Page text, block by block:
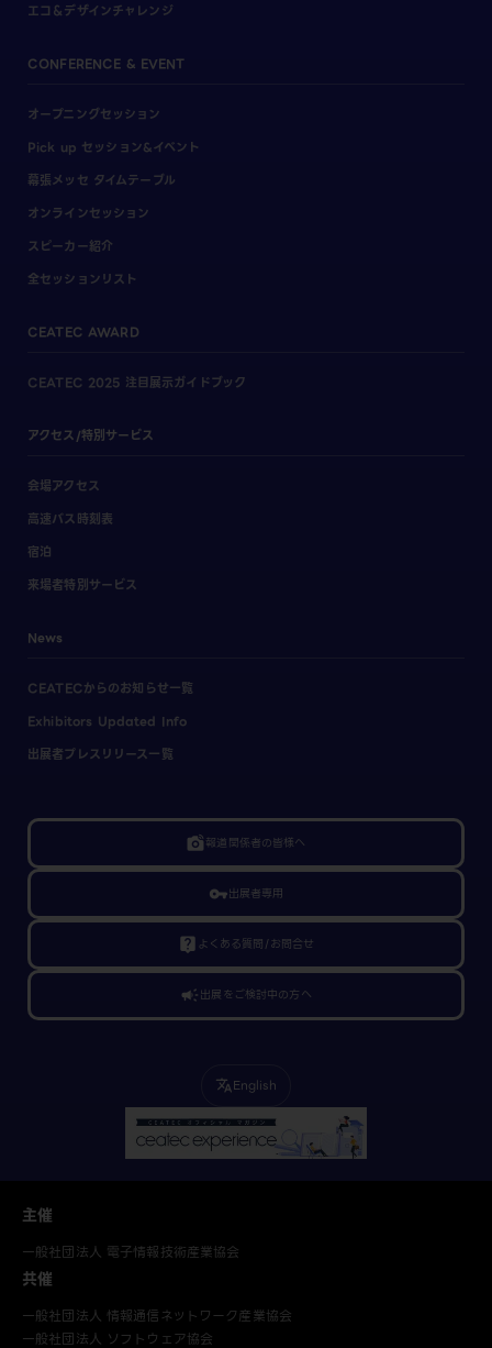
エコ＆デザインチャレンジ
CONFERENCE & EVENT
オープニングセッション
Pick up セッション&イベント
幕張メッセ タイムテーブル
オンラインセッション
スピーカー紹介
全セッションリスト
CEATEC AWARD
CEATEC 2025 注目展示ガイドブック
アクセス/特別サービス
会場アクセス
高速バス時刻表
宿泊
来場者特別サービス
News
CEATECからのお知らせ一覧
Exhibitors Updated Info
出展者プレスリリース一覧
linked_camera報道関係者の皆様へ
vpn_key出展者専用
live_help よくある質問/お問合せ
campaign出展をご検討中の方へ
translateEnglish
主催
一般社団法人 電子情報技術産業協会
共催
一般社団法人 情報通信ネットワーク産業協会
一般社団法人 ソフトウェア協会